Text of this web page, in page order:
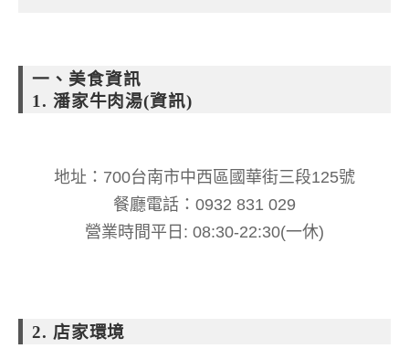
一、美食資訊
1. 潘家牛肉湯(資訊)
地址：700台南市中西區國華街三段125號
餐廳電話：0932 831 029
營業時間平日: 08:30-22:30(一休)
2. 店家環境